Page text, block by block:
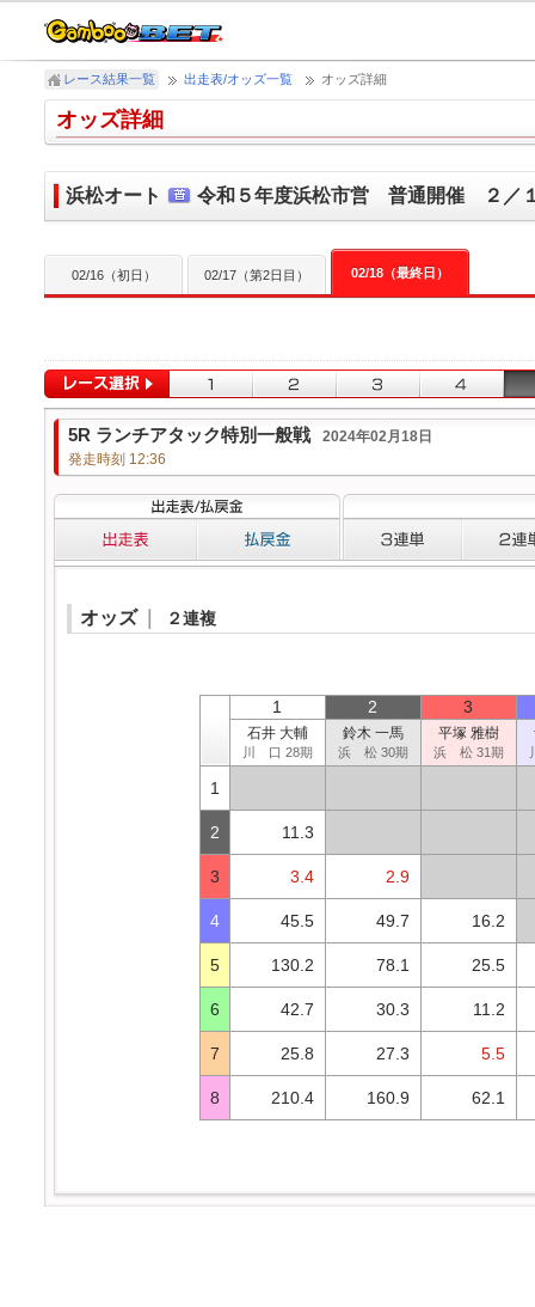
レース結果一覧 出走表/オッズ一覧 オッズ詳細
オッズ詳細
浜松オート 令和５年度浜松市営 普通開催 ２／
02/16（初日） 02/17（第2日目） 02/18（最終日）
5R ランチアタック特別一般戦
2024年02月18日
発走時刻 12:36
オッズ ２連複
1 2 3
石井 大輔
川 口 28期
鈴木 一馬
浜 松 30期
平塚 雅樹
浜 松 31期
1
2 11.3
3 3.4 2.9
4 45.5 49.7 16.2
5 130.2 78.1 25.5
6 42.7 30.3 11.2
7 25.8 27.3 5.5
8 210.4 160.9 62.1